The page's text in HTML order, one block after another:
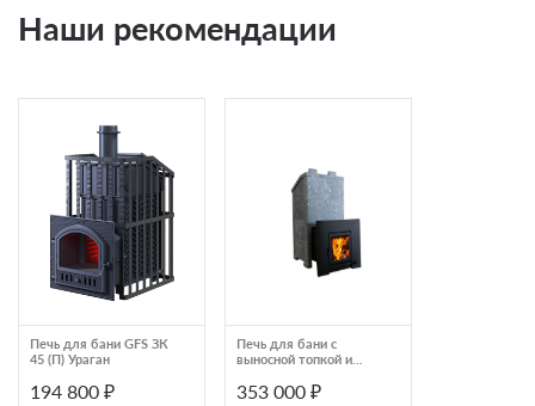
Наши рекомендации
Печь для бани GFS ЗК
45 (П) Ураган
194 800 ₽
Печь для бани с
выносной топкой и
серпентинита Talkorus
353 000 ₽